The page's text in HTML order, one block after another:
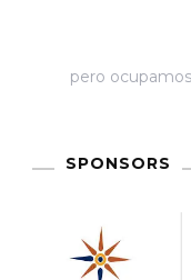
pero
SPONSORS